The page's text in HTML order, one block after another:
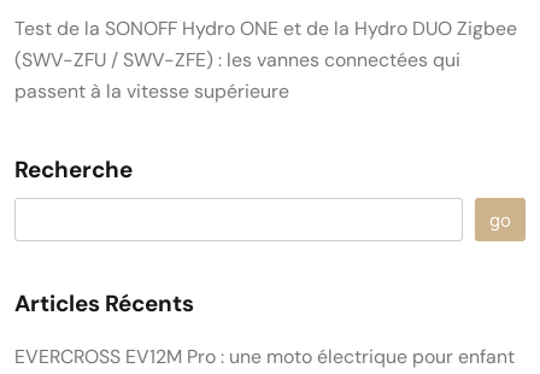
Test de la SONOFF Hydro ONE et de la Hydro DUO Zigbee
(SWV-ZFU / SWV-ZFE) : les vannes connectées qui
passent à la vitesse supérieure
Recherche
go
Articles Récents
EVERCROSS EV12M Pro : une moto électrique pour enfant